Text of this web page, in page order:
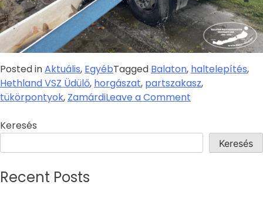
Posted inAktuális, EgyébTagged Balaton, haltelepítés,
Hethland VSZ Üdülő, horgászat, partszakasz,
tükörpontyok, ZamárdiLeave a Comment
Keresés
Keresés
Recent Posts